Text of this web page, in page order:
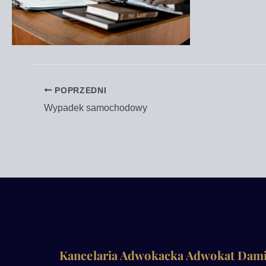
POPRZEDNI
Wypadek samochodowy
Kancelaria Adwokacka Adwokat